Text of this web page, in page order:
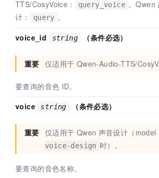
TTS/CosyVoice： query_voice 。Qwen
计：
query 。
voice_id
string （条件必选）
重要 仅适用于 Qwen-Audio-TTS/
要查询的音色 ID。
voice
string （条件必选）
重要 仅适用于 Qwen 声音设计（model
voice-design 时）。
要查询的音色名称。